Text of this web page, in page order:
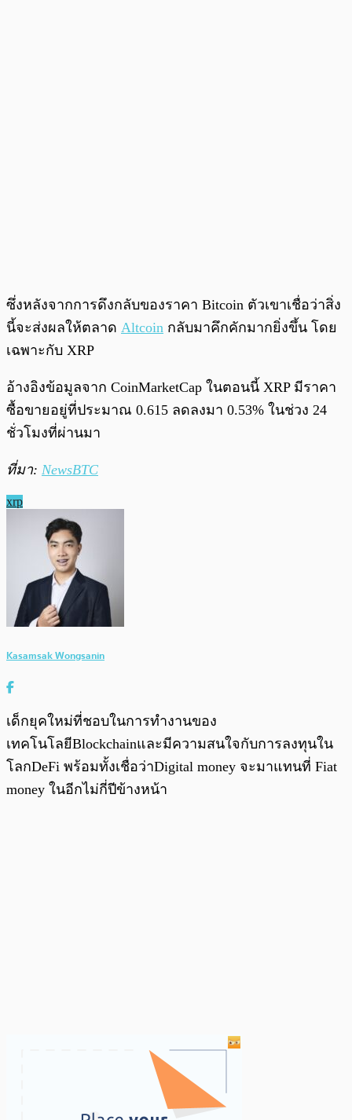
ซึ่งหลังจากการดึงกลับของราคา Bitcoin ตัวเขาเชื่อว่าสิ่ง
นี้จะส่งผลให้ตลาด Altcoin กลับมาคึกคักมากยิ่งขึ้น โดย
เฉพาะกับ XRP
อ้างอิงข้อมูลจาก CoinMarketCap ในตอนนี้ XRP มีราคา
ซื้อขายอยู่ที่ประมาณ 0.615 ลดลงมา 0.53% ในช่วง 24
ชั่วโมงที่ผ่านมา
ที่มา: NewsBTC
xrp
Kasamsak Wongsanin
เด็กยุคใหม่ที่ชอบในการทำงานของ
เทคโนโลยีBlockchainและมีความสนใจกับการลงทุนใน
โลกDeFi พร้อมทั้งเชื่อว่าDigital money จะมาแทนที่ Fiat
money ในอีกไม่กี่ปีข้างหน้า